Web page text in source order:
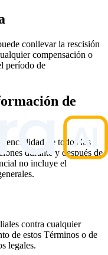
conllevar la rescisión
compensación o
período de
de
de todos los
durante y después de
no incluye el
contra cualquier
de estos Términos o de
legales.